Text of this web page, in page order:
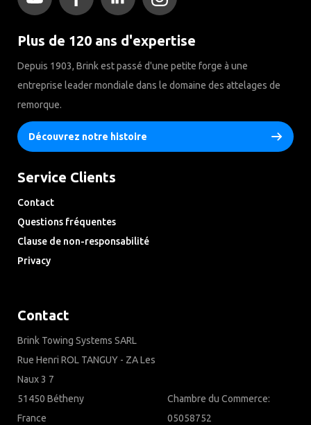
Plus de 120 ans d'expertise
Depuis 1903, Brink est passé d'une petite forge à une
entreprise leader mondiale dans le domaine des attelages de
remorque.
Découvrez notre histoire
Service Clients
Contact
Questions fréquentes
Clause de non-responsabilité
Privacy
Contact
Brink Towing Systems SARL
Rue Henri ROL TANGUY - ZA Les
Naux 3 7
51450 Bétheny
France
Chambre du Commerce:
05058752